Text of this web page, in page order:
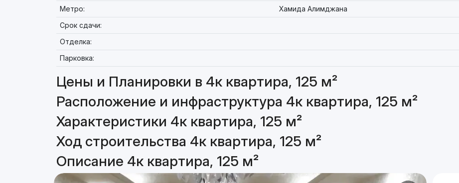
Метро:
Хамида Алимджана
Срок сдачи:
Отделка:
Парковка:
Цены и Планировки в 4к квартира, 125 м²
Расположение и инфраструктура 4к квартира, 125 м²
Характеристики 4к квартира, 125 м²
Ход строительства 4к квартира, 125 м²
Описание 4к квартира, 125 м²